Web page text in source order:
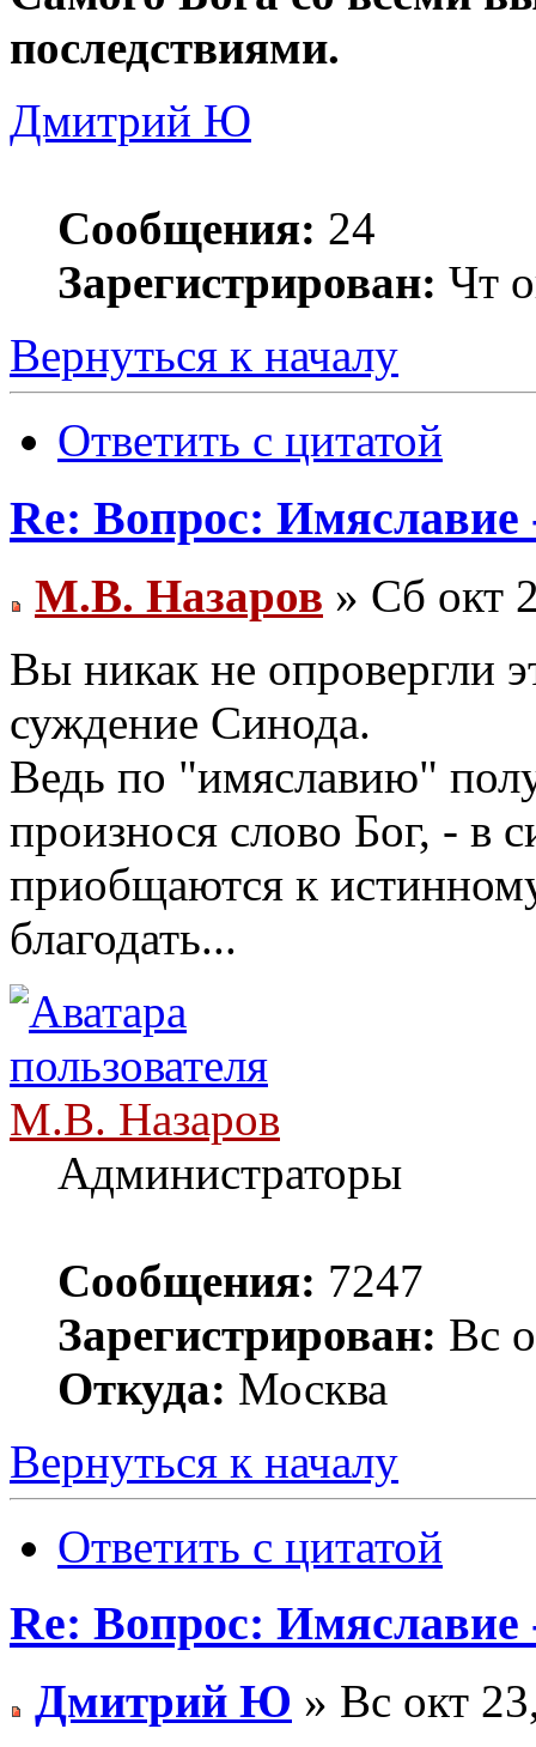
последствиями.
Дмитрий Ю
Сообщения: 24
Зарегистрирован: Чт
Вернуться к началу
Ответить с цитатой
Re: Вопрос: Имяславие
М.В. Назаров » Сб окт
Вы никак не опровергли
суждение Синода.
Ведь по "имяславию"
произнося слово Бог, - в
приобщаются к
благодать...
М.В. Назаров
Администраторы
Сообщения: 7247
Зарегистрирован: Вс
Откуда: Москва
Вернуться к началу
Ответить с цитатой
Re: Вопрос: Имяславие
Дмитрий Ю » Вс окт